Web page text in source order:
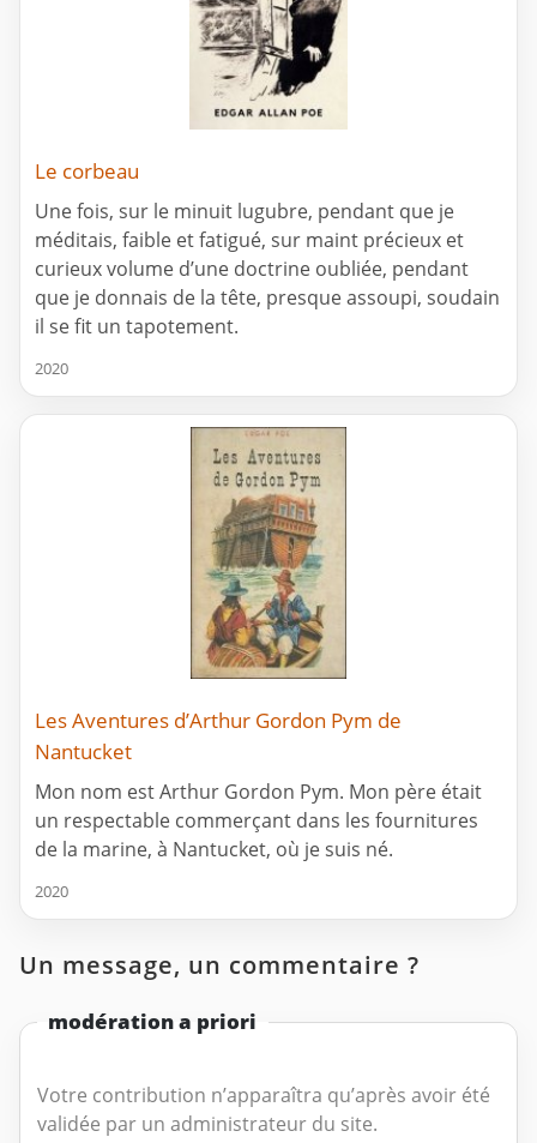
Le corbeau
Une fois, sur le minuit lugubre, pendant que je
méditais, faible et fatigué, sur maint précieux et
curieux volume d’une doctrine oubliée, pendant
que je donnais de la tête, presque assoupi, soudain
il se fit un tapotement.
2020
Les Aventures d’Arthur Gordon Pym de
Nantucket
Mon nom est Arthur Gordon Pym. Mon père était
un respectable commerçant dans les fournitures
de la marine, à Nantucket, où je suis né.
2020
Un message, un commentaire ?
modération a priori
Votre contribution n’apparaîtra qu’après avoir été
validée par un administrateur du site.